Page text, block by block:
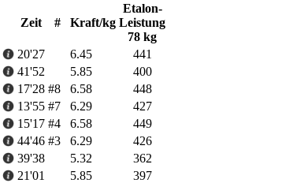
Zeit # Kraft/kg
Etalon-
Leistung
78 kg
20'27 6.45
441
41'52 5.85
400
17'28 #8 6.58
448
13'55 #7 6.29
427
15'17 #4 6.58
449
44'46 #3 6.29
426
39'38 5.32
362
21'01 5.85
397